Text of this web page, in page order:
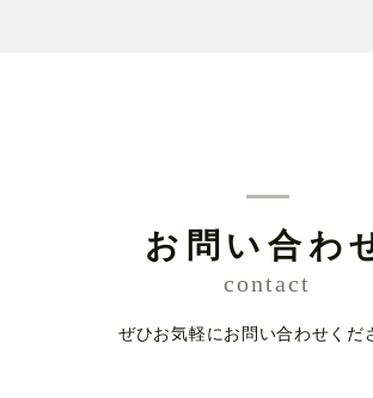
お問い合わ
contact
ぜひお気軽にお問い合わせくだ